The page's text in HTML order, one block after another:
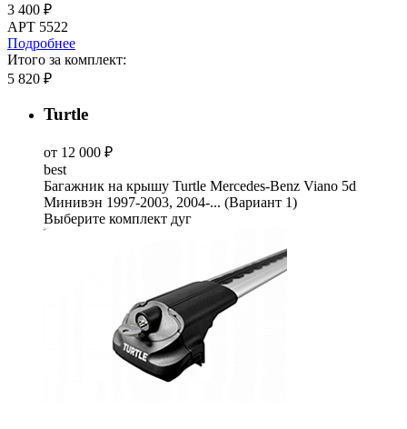
3 400 ₽
АРТ 5522
Подробнее
Итого за комплект:
5 820 ₽
Turtle
от 12 000 ₽
best
Багажник на крышу Turtle Mercedes-Benz Viano 5d
Минивэн 1997-2003, 2004-... (Вариант 1)
Выберите комплект дуг